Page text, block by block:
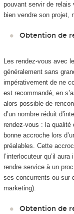
pouvant servir de
bien vendre son projet,
Obtention de
Les rendez-vous avec
généralement sans
impérativement de ne
est recommandé, en
alors possible de
d’un nombre réduit
rendez-vous : la qualité
bonne accroche lors
préalables. Cette
l’interlocuteur qu’il
rendre service à un
ses concurrents ou sur
marketing).
Obtention de